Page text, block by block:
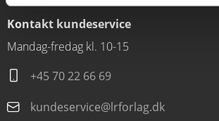
Kontakt kundeservice
Mandag-fredag kl. 10-15
+45 70 22 66 69
kundeservice@lrforlag.dk